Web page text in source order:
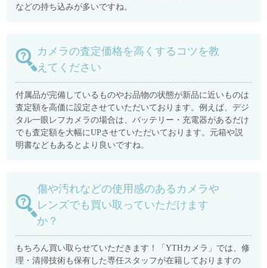
などの持ち込みが多いですね。
カメラの査定価格を高くするコツを教
えてください
付属品が完備しているものやお品物の状態が新品に近いものは
査定額を高価に設定させていただいております。例えば、デジ
タル一眼レフカメラの場合は、バッテリー・充電器があるだけ
でも査定額を大幅にUPさせていただいております。元箱や説
明書などもあるとより良いですね。
傷や汚れなどの使用感のあるカメラや
レンズでも買い取っていただけます
か？
もちろん買い取らせていただきます！「YTHカメラ」では、修
理・清掃技術も保有した専任スタッフが在籍しておりますの